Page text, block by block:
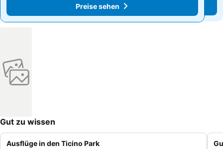
Preise sehen
Preise sehen
Gut zu wissen
Ausflüge in den Ticino Park